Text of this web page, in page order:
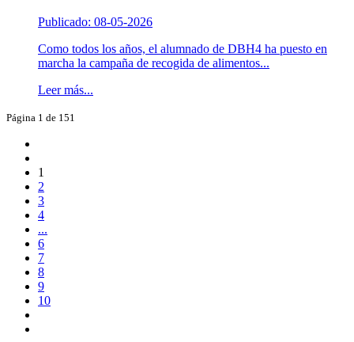
Publicado: 08-05-2026
Como todos los años, el alumnado de DBH4 ha puesto en
marcha la campaña de recogida de alimentos...
Leer más...
Página 1 de 151
1
2
3
4
...
6
7
8
9
10